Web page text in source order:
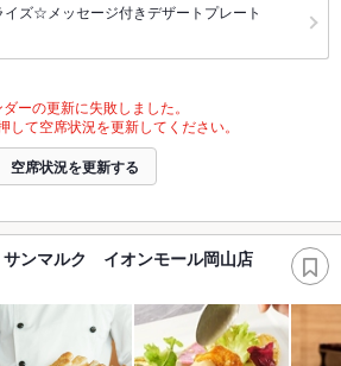
ズ☆メッセージ付きデザートプレート
ーの更新に失敗しました。
して空席状況を更新してください。
空席状況を更新する
ンマルク イオンモール岡山店